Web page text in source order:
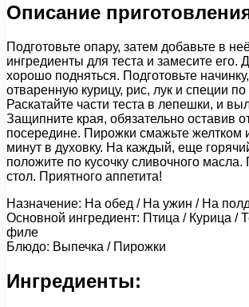
Описание
Подготовьте опару, затем добавьте в
ингредиенты для теста и замесите его.
хорошо подняться. Подготовьте
отваренную курицу, рис, лук и специи по
Раскатайте части теста в лепешки, и
Защипните края, обязательно оставив
посередине. Пирожки смажьте желтком
минут в духовку. На каждый, еще
положите по кусочку сливочного
стол. Приятного аппетита!
Назначение: На обед / На ужин / На
Основной ингредиент: Птица / Курица /
филе
Блюдо: Выпечка / Пирожки
Ингредиенты: